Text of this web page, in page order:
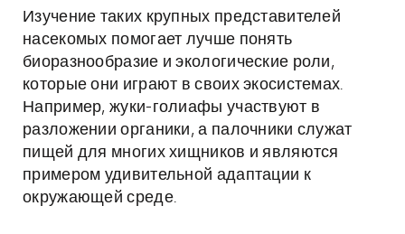
Изучение таких крупных представителей
насекомых помогает лучше понять
биоразнообразие и экологические роли,
которые они играют в своих экосистемах.
Например, жуки-голиафы участвуют в
разложении органики, а палочники служат
пищей для многих хищников и являются
примером удивительной адаптации к
окружающей среде.